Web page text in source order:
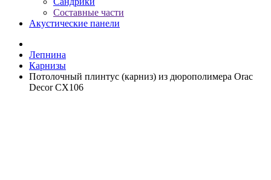
Составные части
Акустические панели
Лепнина
Карнизы
Потолочный плинтус (карниз) из дюрополимера Orac
Decor CX106